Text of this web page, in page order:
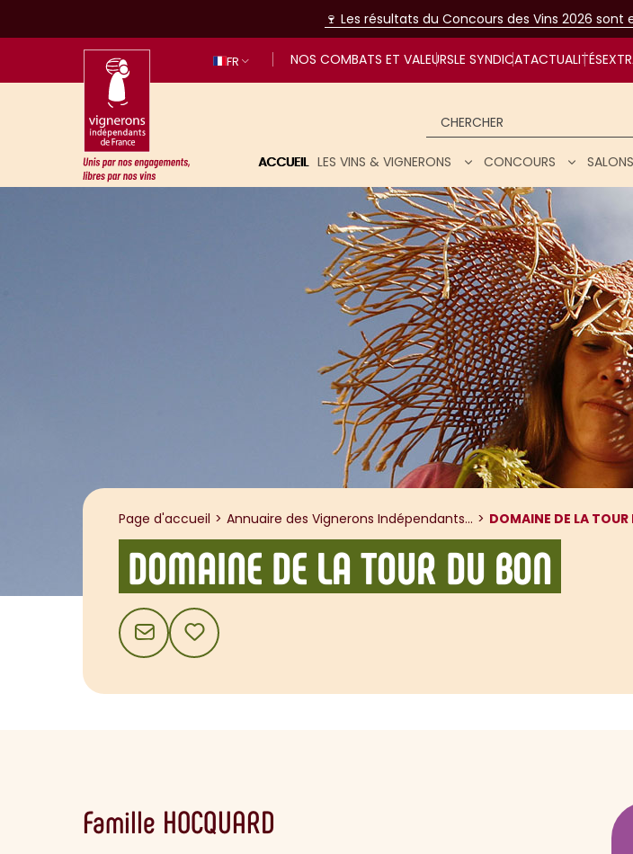
🍷 Les résultats du Concours des Vins 2026
FR NOS COMBATS ET VALEURSLE SYNDICATACTUALITÉS
Unis par nos engagements, libres par nos vins
ACCUEIL LES VINS & VIGNERONS CONCOURS SALONS
Page d'accueil Annuaire des Vignerons Indépendants... DOMAINE DE LA TOUR
DOMAINE DE LA TOUR DU BON
CONTACTAJOUTER AUX FAVORIS
Famille HOCQUARD